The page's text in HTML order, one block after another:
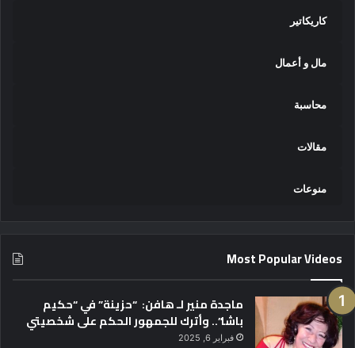
كاريكاتير
مال و أعمال
محاسبة
مقالات
منوعات
Most Popular Videos
ماجدة منير لـ هافن: “حزينة” في “حكيم
باشا”.. وأترك للجمهور الحكم على شخصيتي
فبراير 6, 2025